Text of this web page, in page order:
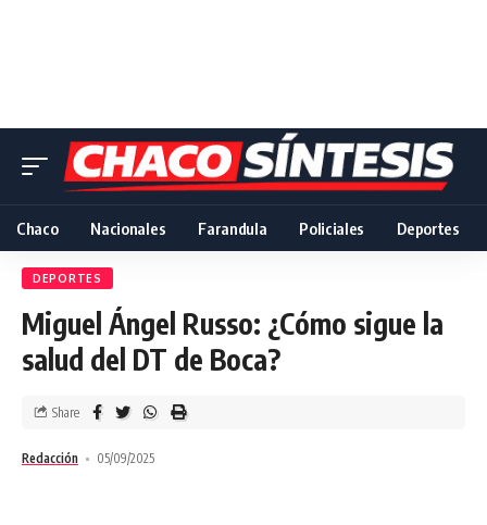
Chaco Nacionales Farandula Policiales Deportes
DEPORTES
Miguel Ángel Russo: ¿Cómo sigue la
salud del DT de Boca?
Redacción 05/09/2025
Share